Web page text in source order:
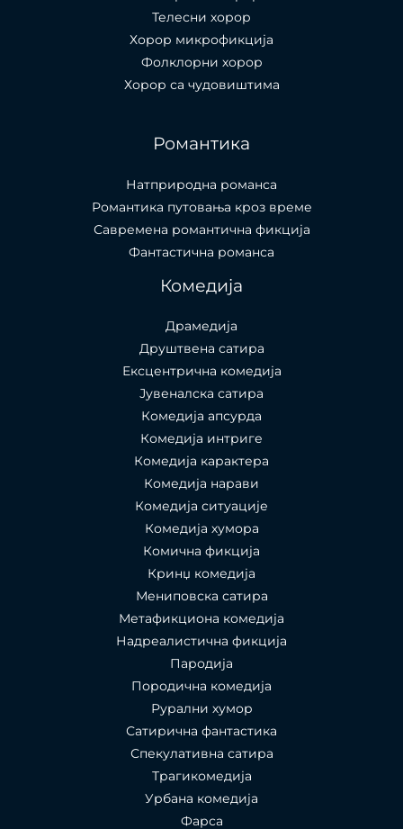
Телесни хорор
Хорор микрофикција
Фолклорни хорор
Хорор са чудовиштима
Романтика
Натприродна романса
Романтика путовања кроз време
Савремена романтична фикција
Фантастична романса
Комедија
Драмедија
Друштвена сатира
Ексцентрична комедија
Јувеналска сатира
Комедија апсурда
Комедија интриге
Комедија карактера
Комедија нарави
Комедија ситуације
Комедија хумора
Комична фикција
Кринџ комедија
Мениповска сатира
Метафикциона комедија
Надреалистична фикција
Пародија
Породична комедија
Рурални хумор
Сатирична фантастика
Спекулативна сатира
Трагикомедија
Урбана комедија
Фарса